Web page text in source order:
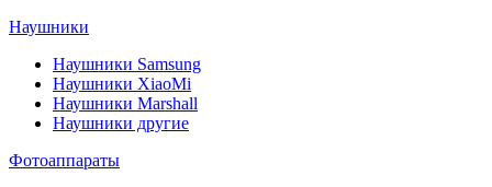
Наушники
Наушники Samsung
Наушники XiaoMi
Наушники Marshall
Наушники другие
Фотоаппараты